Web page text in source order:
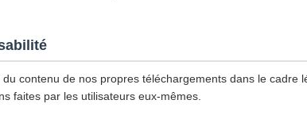
contenu de nos propres téléchargements dans le cadre
faites par les utilisateurs eux-mêmes.